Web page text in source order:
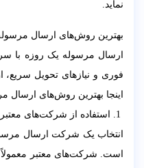
نماید.
بهترین روش‌های ارسال
ارسال مرسوله یک روزه با
فوری و نیازهای تحویل سریع،
اینجا بهترین روش‌های
انتخاب یک شرکت ارسال
است. شرکت‌های معتبر معمولاً